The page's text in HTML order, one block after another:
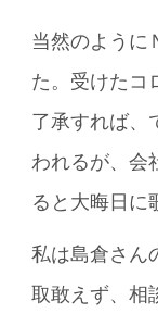
当然のように
た。受けたコ
了承すれば、
われるが、会
ると大晦日に
私は島倉さん
取敢えず、相